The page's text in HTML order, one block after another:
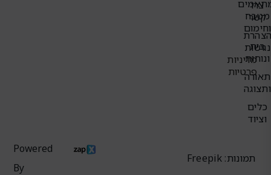
צרו
קשר
נגישות
מדיניות
פרטיות
מטבח
וחימום
בית
ונוחות
תאורה
ותצוגה
כלים
וציוד
תמונות: Freepik
Powered
By